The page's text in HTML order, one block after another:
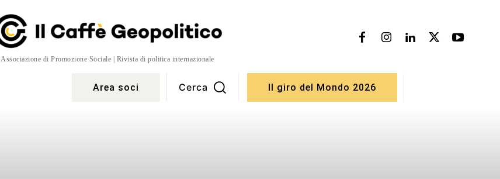
Associazione di Promozione Sociale | Rivista di politica internazionale
Area soci Cerca Il giro del Mondo 2026